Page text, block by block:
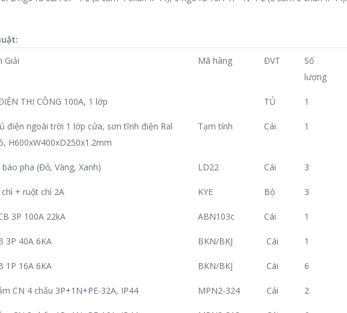
Giải Mã hàng ĐVT
Số
lượng
THI CÔNG 100A, 1 lớp TỦ 1
điện ngoài trời 1 lớp cửa, sơn tĩnh điện Ral
H600xW400xD250x1.2mm
Tạm tính Cái 1
pha (Đỏ, Vàng, Xanh) LD22 Cái 3
chì + ruột chì 2A KYE Bộ 3
3P 100A 22kA ABN103c Cái 1
3P 40A 6KA BKN/BKJ Cái 1
1P 16A 6KA BKN/BKJ Cái 6
CN 4 chấu 3P+1N+PE-32A, IP44 MPN2-324 Cái 2